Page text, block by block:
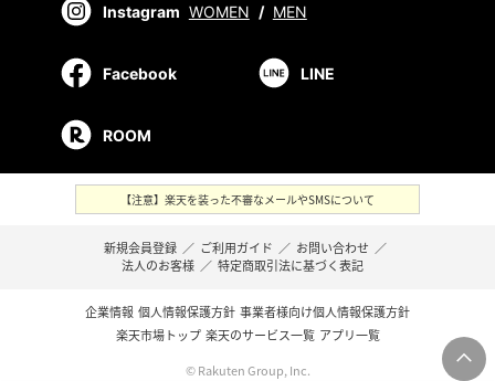
Instagram WOMEN / MEN
Facebook LINE
ROOM
【注意】楽天を装った不審なメールやSMSについて
新規会員登録 ／ ご利用ガイド ／ お問い合わせ ／
法人のお客様 ／ 特定商取引法に基づく表記
企業情報 個人情報保護方針 事業者様向け個人情報保護方針
楽天市場トップ 楽天のサービス一覧 アプリ一覧
© Rakuten Group, Inc.